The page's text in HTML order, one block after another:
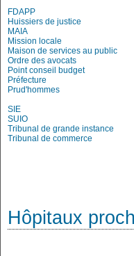
FDAPP
Huissiers de justice
MAIA
Mission locale
Maison de services au public
Ordre des avocats
Point conseil budget
Préfecture
Prud'hommes
SIE
SUIO
Tribunal de grande instance
Tribunal de commerce
Hôpitaux